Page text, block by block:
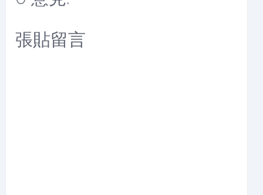
張貼留言